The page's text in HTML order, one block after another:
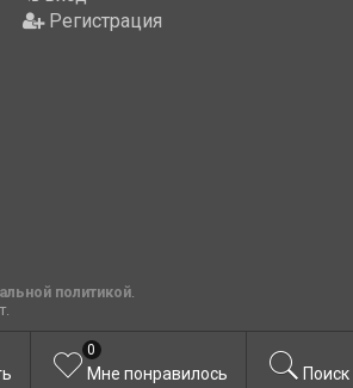
Регистрация
политикой.
Мне понравилось
0
Поиск